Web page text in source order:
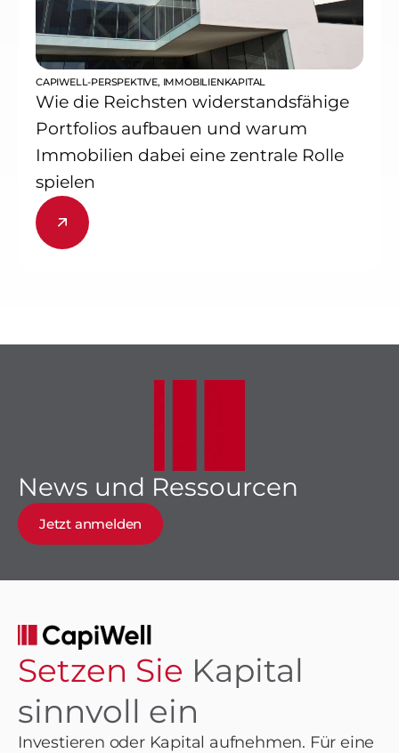
CAPIWELL-PERSPEKTIVE, IMMOBILIENKAPITAL
Wie die Reichsten widerstandsfähige
Portfolios aufbauen und warum
Immobilien dabei eine zentrale Rolle
spielen
News und Ressourcen
Jetzt anmelden
Setzen Sie Kapital
sinnvoll ein
Investieren oder Kapital aufnehmen. Für eine